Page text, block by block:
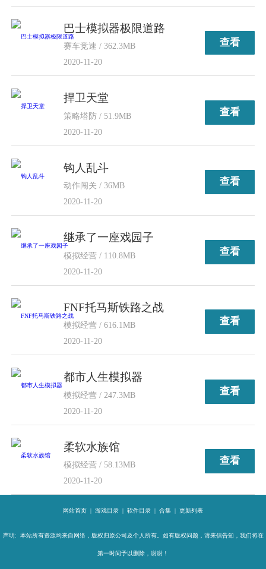
巴士模拟器极限道路
赛车竞速 / 362.3MB
2020-11-20
查看
捍卫天堂
策略塔防 / 51.9MB
2020-11-20
查看
钩人乱斗
动作闯关 / 36MB
2020-11-20
查看
继承了一座戏园子
模拟经营 / 110.8MB
2020-11-20
查看
FNF托马斯铁路之战
模拟经营 / 616.1MB
2020-11-20
查看
都市人生模拟器
模拟经营 / 247.3MB
2020-11-20
查看
柔软水族馆
模拟经营 / 58.13MB
2020-11-20
查看
网站首页 | 游戏目录 | 软件目录 | 合集 | 更新列表
声明: 本站所有资源均来自网络，版权归原公司及个人所有。如有版权问题，请来信告知，我们将在
第一时间予以删除，谢谢！